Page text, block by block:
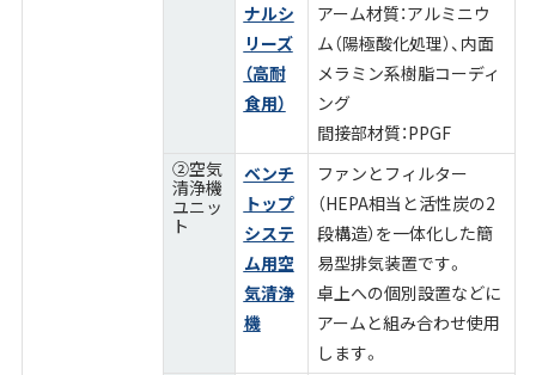
ナルシ
リーズ
（高耐
食用）
アーム材質：アルミニウ
ム（陽極酸化処理）、内面
メラミン系樹脂コーディ
ング
間接部材質：PPGF
②空気
清浄機
ユニッ
ト
ベンチ
トップ
システ
ム用空
気清浄
機
ファンとフィルター
（HEPA相当と活性炭の2
段構造）を一体化した簡
易型排気装置です。
卓上への個別設置などに
アームと組み合わせ使用
します。